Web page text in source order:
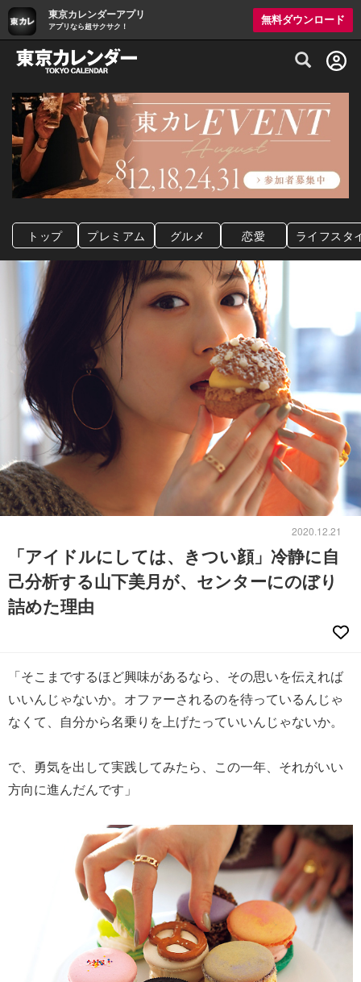
東京カレンダーアプリ
アプリなら超サクサク！
無料ダウンロード
グルメ情報・プレミアムレストラン予約
トップ プレミアム グルメ 恋愛 ライフスタ
2020.12.21
「アイドルにしては、きつい顔」冷静に自
己分析する山下美月が、センターにのぼり
詰めた理由
「そこまでするほど興味があるなら、その思いを伝えれば
いいんじゃないか。オファーされるのを待っているんじゃ
なくて、自分から名乗りを上げたっていいんじゃないか。
で、勇気を出して実践してみたら、この一年、それがいい
方向に進んだんです」